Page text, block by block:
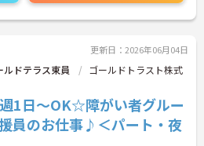
更新日：2026年06月04日
ルドテラス東員
ゴールドトラスト株式
週1日～OK☆障がい者グルー
員のお仕事♪＜パート・夜